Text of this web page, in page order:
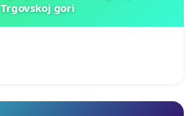
Trgovskoj gori